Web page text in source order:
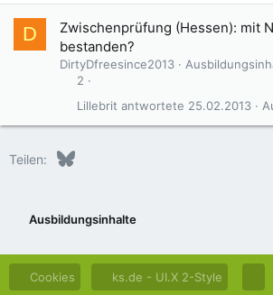
D
Zwischenprüfung (Hessen): mit
bestanden?
DirtyDfreesince2013
2
25.02.2013
Lillebrit
Teilen: Bluesky
Ausbildungsinhalte
Cookies ks.de - UI.X 2-Style